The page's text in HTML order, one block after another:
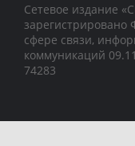
Сетевое издание
зарегистрировано
сфере связи,
коммуникаций
74283